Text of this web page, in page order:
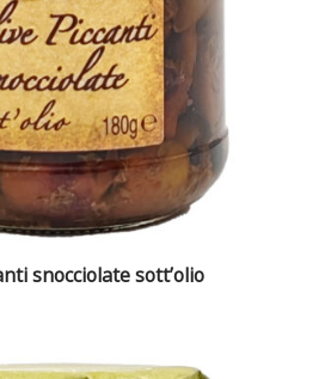
snocciolate sott’olio